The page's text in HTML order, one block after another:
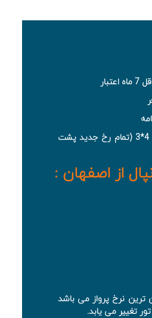
اسکن عکس پرسنلی 4*3 (تمام رخ جدید پشت
از اصفهان :
ترین نرخ پرواز می باشد
تغییر می یابد.